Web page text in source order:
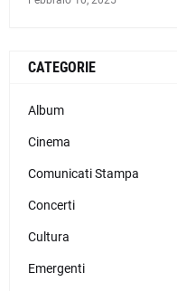
CATEGORIE
Album
Cinema
Comunicati Stampa
Concerti
Cultura
Emergenti